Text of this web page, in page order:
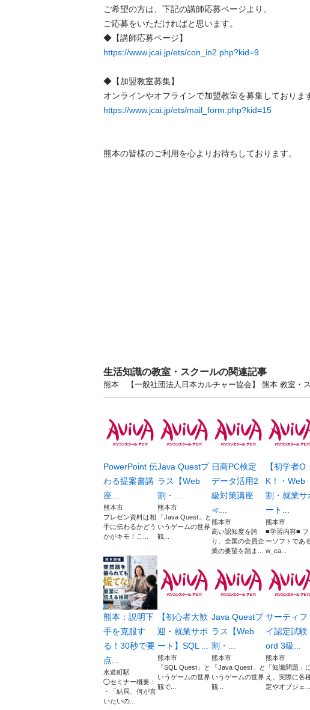
ご希望の方は、下記の講師応募ページより、
ご応募をいただければと思います。
https://www.jcai.jp/ets/con_in2.php?kid=9
◆【加盟教室募集】
https://www.jcai.jp/ets/mail_form.php?kid=15
熊本の皆様のご利用を心よりお待ちしております。
生活知識の教室・スクールの関連記事
熊本 【一般社団法人日本カルチャー協会】 熊本 教室・
PowerPoint 伝
わる提案書講
座...
熊本市
プレゼン資料は相
手に伝わるかどう
かがキモ！こ...
Java Questプ
ラス【Web
割・...
熊本市
「Java Quest」と
いうゲームの世界
観...
日商PC検定
データ活用2
級対策講座
≪...
熊本市
高い認知度を誇
り、全国の会員企
業の要望を踏ま...
【初学者O
K！・Web
割・就業サ
ート...
熊本市
■学習内容■ フ
ーソフトであ
w_ca...
熊本：説明下
手を克服す
る！30秒で要
点...
水道町駅
◯セミナー概要：
・「結局、何が言
いたいの...
【初心者大歓
迎・就業サポ
ート】SQL ...
熊本市
「SQL Quest」と
いうゲームの世界
観で...
Java Questプ
ラス【Web
割・...
熊本市
「Java Quest」と
いうゲームの世界
観...
サーティフ
イ認定試験
ord 3級...
熊本市
「知識問題」
え、実際に各
定やオブジェ...